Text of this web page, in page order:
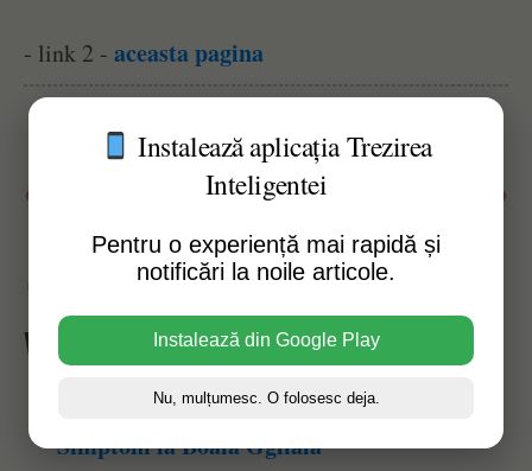
- link 2 - aceasta pagina
Susține acest website
Afișări pagină:44
Vezi Și Alte Articole Similare:
Elliot Krane – Durerea Cronică: De la
Simptom la Boală Gglială
Instalează aplicația Trezirea
Inteligentei
Pentru o experiență mai rapidă și
notificări la noile articole.
Instalează din Google Play
Nu, mulțumesc. O folosesc deja.